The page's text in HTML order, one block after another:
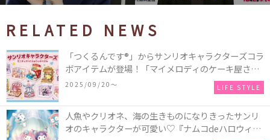
RELATED NEWS
「つくるんです®」からサンリオキャラクターズコラ
ボアイテムが登場！「マイメロディのケーキ屋さ
ん」などミニチュアハウス8種類と、「シナモロール
のメリーゴーランド」などオルゴールで動く仕掛け
付きのウッドパズル2種類♪
2025/09/20〜 LIFE STYLE
人魚やクリオネ、海の生きものになりきったサンリ
オのキャラクターが可愛い♡『ナムコdeハロウィン